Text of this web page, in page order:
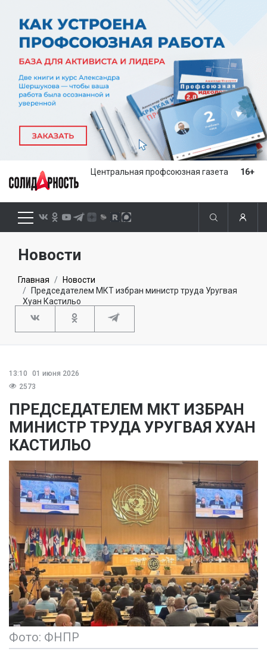
Центральная профсоюзная газета 16+
Новости
Главная
Новости
Председателем МКТ избран министр труда Уругвая
Хуан Кастильо
13:10
01 июня 2026
2573
ПРЕДСЕДАТЕЛЕМ МКТ ИЗБРАН
МИНИСТР ТРУДА УРУГВАЯ ХУАН
КАСТИЛЬО
Фото: ФНПР